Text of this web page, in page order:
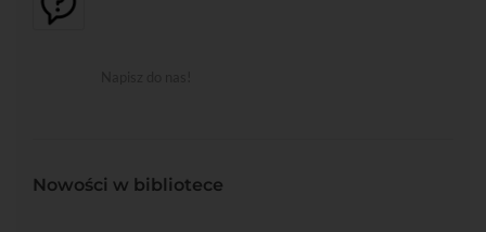
Nowości w bibliotece